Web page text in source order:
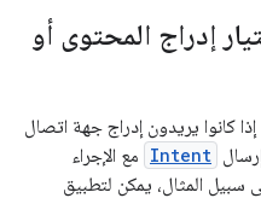
إدراج المحتوى أو
كانوا يريدون إدراج جهة اتصال
Intent مع الإجراء
سبيل المثال، يمكن لتطبيق